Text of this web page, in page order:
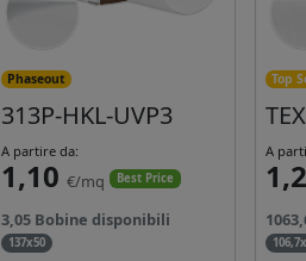
Phaseout
313P-HKL-UVP3
A partire da:
1,10 €/mq Best Price
3,05 Bobine disponibili
137x50
Top
A